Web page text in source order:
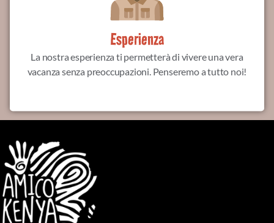
Esperienza
La nostra esperienza ti permetterà di vivere una vera
vacanza senza preoccupazioni. Penseremo a tutto noi!